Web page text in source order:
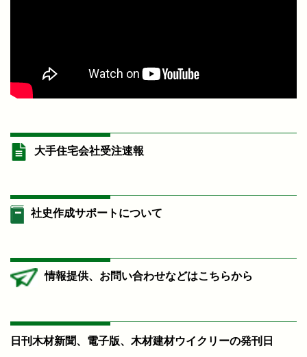
大手住宅会社受注速報
社史作成サポートについて
情報提供、お問い合わせなどはこちらから
日刊木材新聞、電子版、木材建材ウイクリーの発刊日